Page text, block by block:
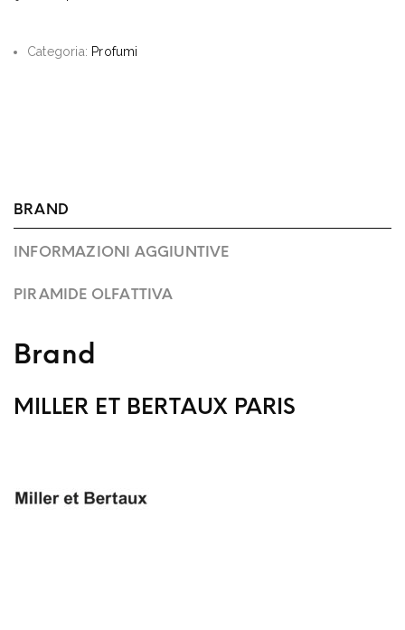
Categoria: Profumi
BRAND
INFORMAZIONI AGGIUNTIVE
PIRAMIDE OLFATTIVA
Brand
MILLER ET BERTAUX PARIS